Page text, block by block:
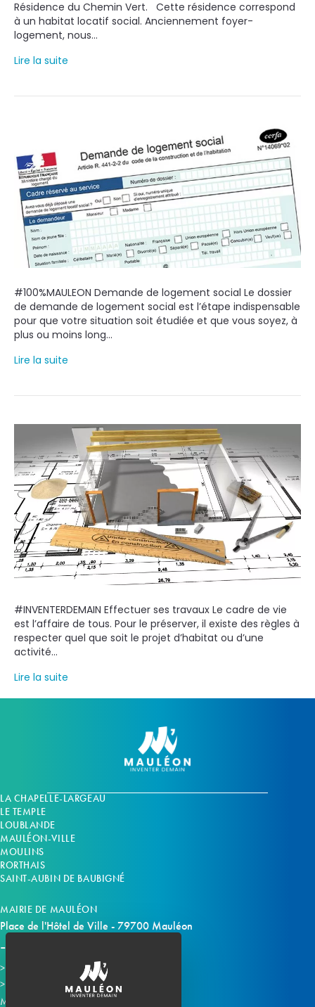
Résidence du Chemin Vert. Cette résidence correspond
à un habitat locatif social. Anciennement foyer-
logement, nous…
Lire la suite
#100%MAULEON Demande de logement social Le dossier
de demande de logement social est l’étape indispensable
pour que votre situation soit étudiée et que vous soyez, à
plus ou moins long…
Lire la suite
#INVENTERDEMAIN Effectuer ses travaux Le cadre de vie
est l’affaire de tous. Pour le préserver, il existe des règles à
respecter quel que soit le projet d’habitat ou d’une
activité…
Lire la suite
LA CHAPELLE-LARGEAU
LE TEMPLE
LOUBLANDE
MAULÉON-VILLE
MOULINS
RORTHAIS
SAINT-AUBIN DE BAUBIGNÉ
MAIRIE DE MAULÉON
Place de l'Hôtel de Ville - 79700 Mauléon
Horaires d'ouverture
Contacter la mairie
Mauléon sur les réseaux :